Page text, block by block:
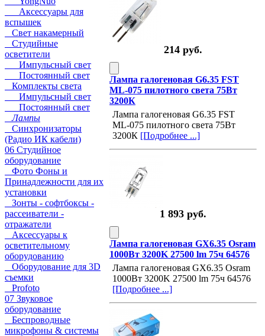
Аксессуары для
вспышек
Свет накамерный
Студийные
осветители
Импульсный свет
Постоянный свет
Комплекты света
Импульсный свет
Постоянный свет
Лампы
Синхронизаторы
(Радио ИК кабели)
06 Студийное
оборудование
Фото Фоны и
Принадлежности для их
установки
Зонты - софтбоксы -
рассеиватели -
отражатели
Аксессуары к
осветительному
оборудованию
Оборудование для 3D
съемки
Profoto
07 Звуковое
оборудование
Беспроводные
микрофоны & системы
214 руб.
Лампа галогеновая G6.35 FST
ML-075 пилотного света 75Вт
3200К
Лампа галогеновая G6.35 FST
ML-075 пилотного света 75Вт
3200К [Подробнее ...]
1 893 руб.
Лампа галогеновая GX6.35 Osram
1000Вт 3200K 27500 lm 75ч 64576
Лампа галогеновая GX6.35 Osram
1000Вт 3200K 27500 lm 75ч 64576
[Подробнее ...]